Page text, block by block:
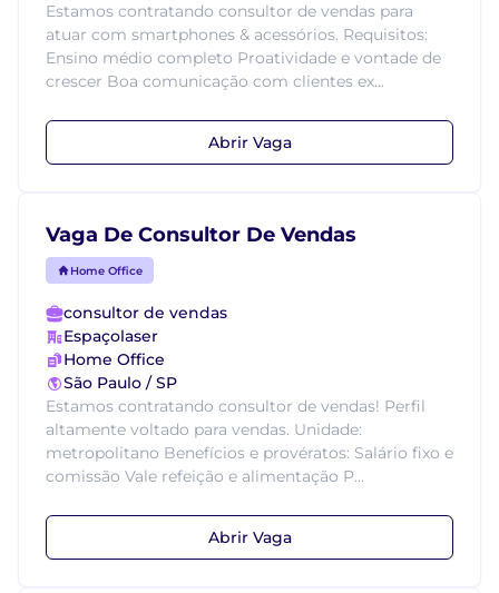
Estamos contratando consultor de vendas para
atuar com smartphones & acessórios. Requisitos:
Ensino médio completo Proatividade e vontade de
crescer Boa comunicação com clientes ex...
Abrir Vaga
Vaga De Consultor De Vendas
Home Office
consultor de vendas
Espaçolaser
Home Office
São Paulo / SP
Estamos contratando consultor de vendas! Perfil
altamente voltado para vendas. Unidade:
metropolitano Benefícios e provératos: Salário fixo e
comissão Vale refeição e alimentação P...
Abrir Vaga